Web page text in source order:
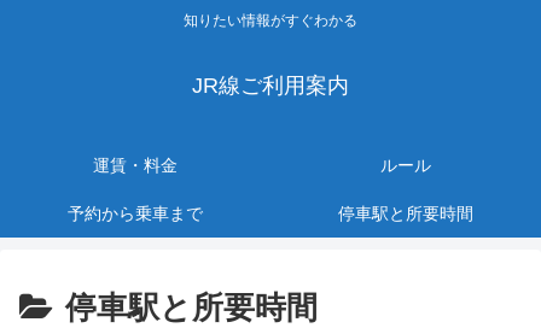
知りたい情報がすぐわかる
JR線ご利用案内
運賃・料金 ルール
予約から乗車まで 停車駅と所要時間
停車駅と所要時間